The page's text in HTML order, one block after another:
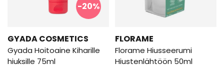
-20%
GYADA COSMETICS
Gyada Hoitoaine Kiharille
hiuksille 75ml
FLORAME
Florame Hiusseerumi
Hiustenlähtöön 50ml